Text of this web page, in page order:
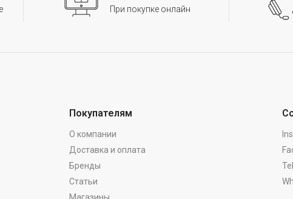
При покупке онлайн
Покупателям
О компании
Доставка и оплата
Бренды
Статьи